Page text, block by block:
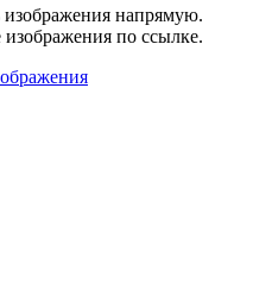
напрямую.
изображения по ссылке.